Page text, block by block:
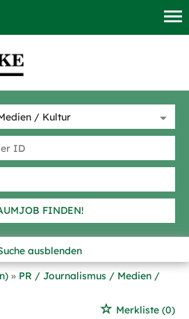
FINDEN!
ausblenden
PR / Journalismus / Medien /
Merkliste (0)